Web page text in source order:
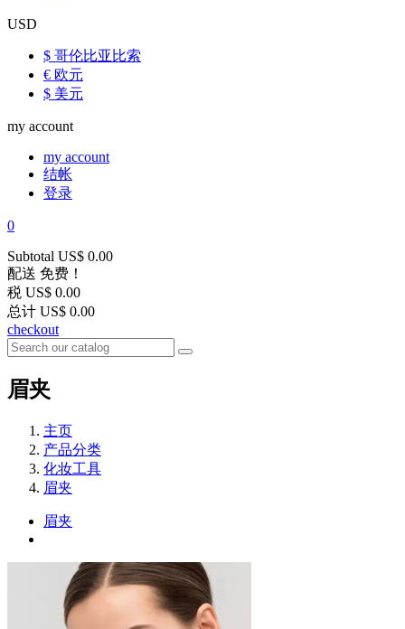
USD
$ 哥伦比亚比索
€ 欧元
$ 美元
my account
my account
结帐
登录
0
Subtotal US$ 0.00
配送 免费！
税 US$ 0.00
总计 US$ 0.00
checkout
眉夹
主页
产品分类
化妆工具
眉夹
眉夹